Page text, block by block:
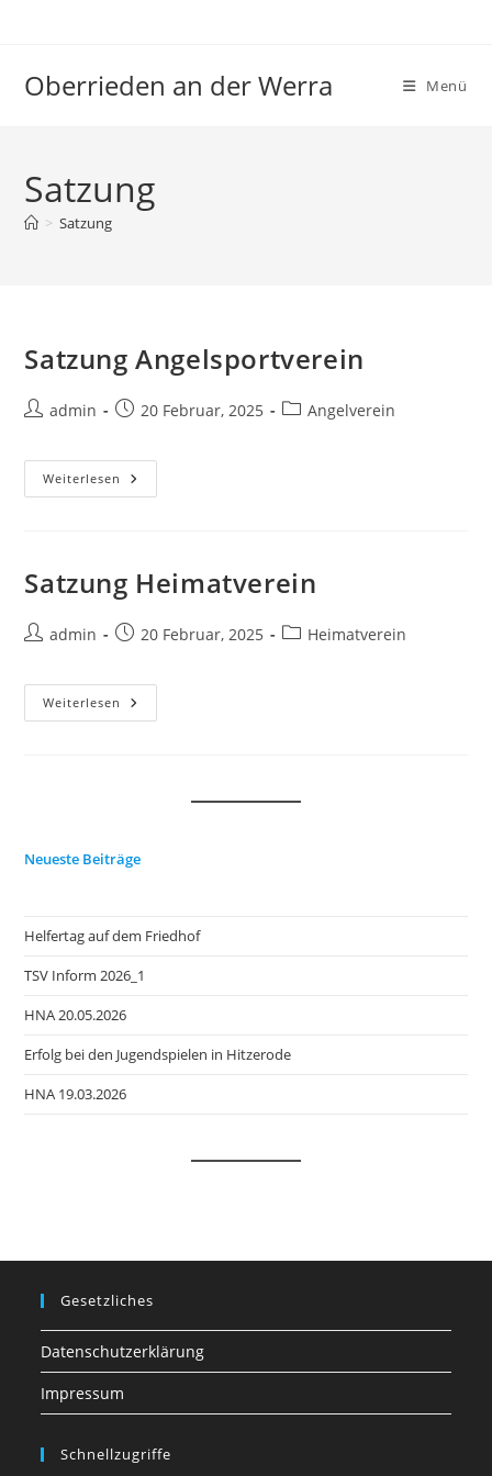
Oberrieden an der Werra Menü
Satzung
> Satzung
Satzung Angelsportverein
Beitrags-
admin
Beitrag20 Februar, 2025
Beitrags-
Angelverein
Weiterlesen Satzung
Angelsportverein
Satzung Heimatverein
Beitrags-
admin
Beitrag20 Februar, 2025
Beitrags-
Heimatverein
Weiterlesen Satzung
Heimatverein
Neueste Beiträge
Helfertag auf dem Friedhof
TSV Inform 2026_1
HNA 20.05.2026
Erfolg bei den Jugendspielen in Hitzerode
HNA 19.03.2026
Gesetzliches
Datenschutzerklärung
Impressum
Schnellzugriffe